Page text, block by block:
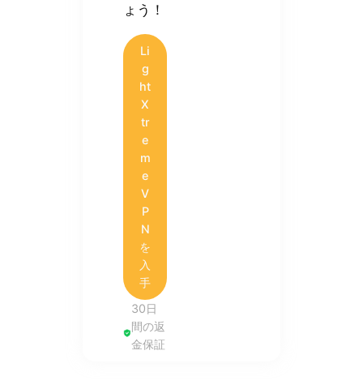
ょう！
Li
g
ht
X
tr
e
m
e
V
P
N
を
入
手
30日
間の返
金保証